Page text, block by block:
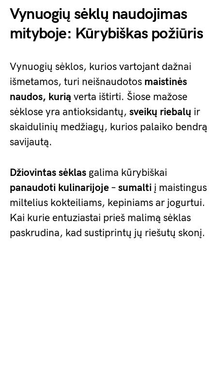
Vynuogių sėklų naudojimas
mityboje: Kūrybiškas požiūris
Vynuogių sėklos, kurios vartojant dažnai
išmetamos, turi neišnaudotos maistinės
naudos, kurią verta ištirti. Šiose mažose
sėklose yra antioksidantų, sveikų riebalų ir
skaidulinių medžiagų, kurios palaiko bendrą
savijautą.
Džiovintas sėklas galima kūrybiškai
panaudoti kulinarijoje – sumalti į maistingus
miltelius kokteiliams, kepiniams ar jogurtui.
Kai kurie entuziastai prieš malimą sėklas
paskrudina, kad sustiprintų jų riešutų skonį.